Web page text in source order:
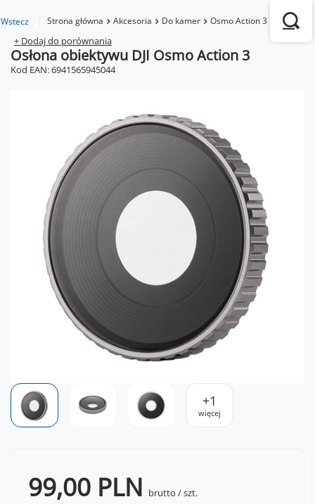
Wstecz Strona główna Akcesoria Do kamer Osmo Action 3 Osłona
+ Dodaj do porównania
Osłona obiektywu DJI Osmo Action 3
Kod EAN: 6941565945044
+1
więcej
99,00 PLN brutto /szt.